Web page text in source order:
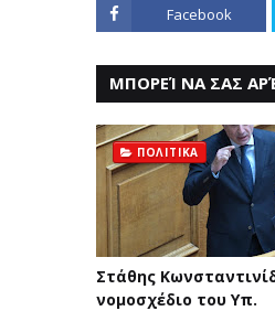
Facebook
ΜΠΟΡΕΊ ΝΑ ΣΑΣ
ΠΟΛΙΤΙΚΑ
Στάθης
νομοσχέδιο του Υπ.